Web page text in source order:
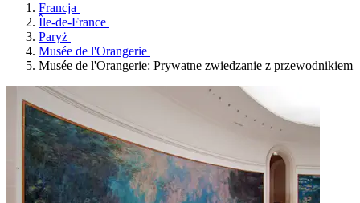
Francja
Île-de-France
Paryż
Musée de l'Orangerie
Musée de l'Orangerie: Prywatne zwiedzanie z przewodnikiem